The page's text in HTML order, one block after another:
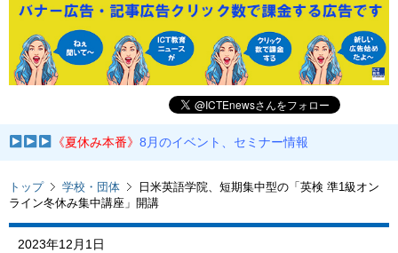
《夏休み本番》8月のイベント、セミナー情報
トップ 学校・団体
日米英語学院、短期集中型の「英検 準1級オン
ライン冬休み集中講座」開講
2023年12月1日